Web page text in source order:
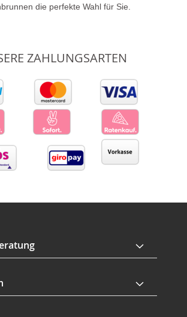
die perfekte Wahl für Sie.
ZAHLUNGSARTEN